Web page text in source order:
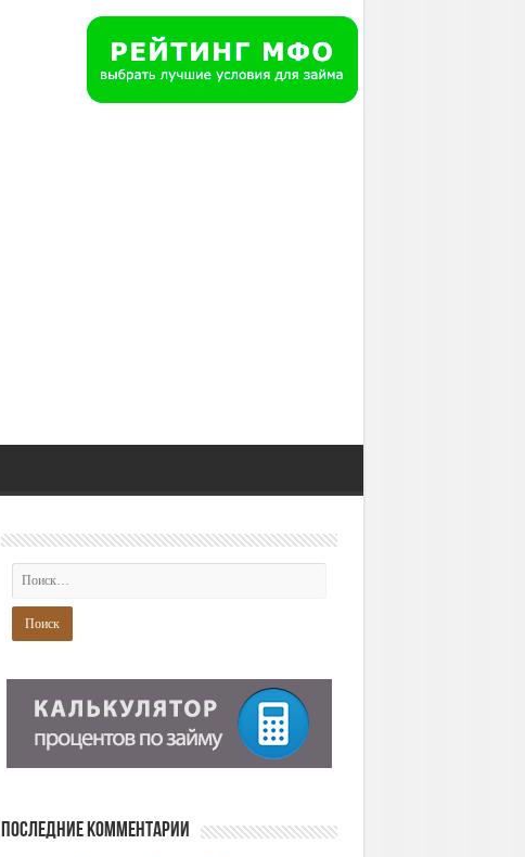
Последние комментарии